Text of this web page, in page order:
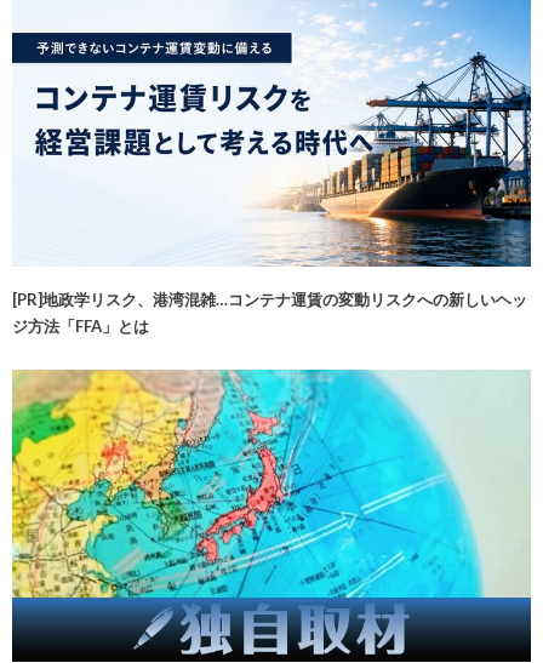
[PR]地政学リスク、港湾混雑…コンテナ運賃の変動リスクへの新しいヘッ
ジ方法「FFA」とは